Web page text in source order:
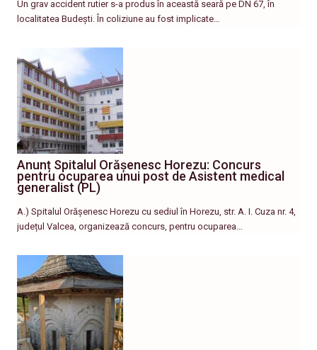
Un grav accident rutier s-a produs în această seară pe DN 67, în
localitatea Budești. În coliziune au fost implicate…
Anunț Spitalul Orășenesc Horezu: Concurs
pentru ocuparea unui post de Asistent medical
generalist (PL)
A.) Spitalul Orășenesc Horezu cu sediul în Horezu, str. A. I. Cuza nr. 4,
județul Valcea, organizează concurs, pentru ocuparea…